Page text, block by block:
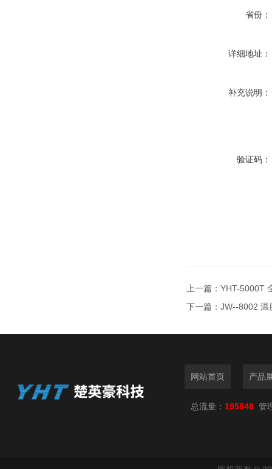
省份：
详细地址：
补充说明：
验证码：
上一篇： YHT-5000T
下一篇： JW--8002 温
网站首页 产品
总流量： 195848 管